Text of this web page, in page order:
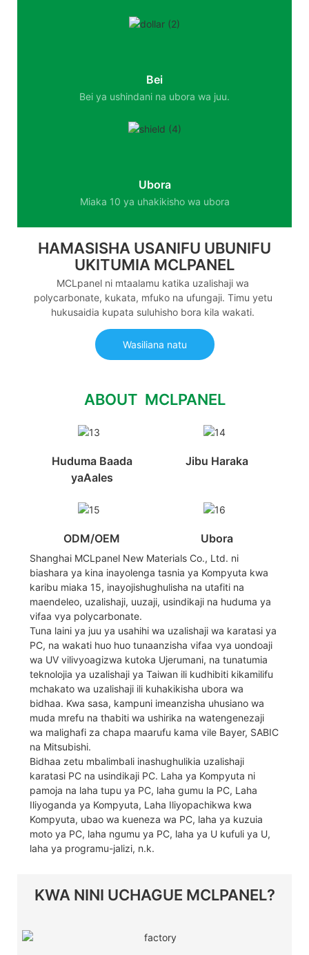
Bei
Bei ya ushindani na ubora wa juu.
Ubora
Miaka 10 ya uhakikisho wa ubora
HAMASISHA USANIFU UBUNIFU
UKITUMIA MCLPANEL
MCLpanel ni mtaalamu katika uzalishaji wa
polycarbonate, kukata, mfuko na ufungaji. Timu yetu
hukusaidia kupata suluhisho bora kila wakati.
Wasiliana natu
ABOUT MCLPANEL
Huduma Baada
yaAales
Jibu Haraka
ODM/OEM Ubora
Shanghai MCLpanel New Materials Co., Ltd. ni
biashara ya kina inayolenga tasnia ya Kompyuta kwa
karibu miaka 15, inayojishughulisha na utafiti na
maendeleo, uzalishaji, uuzaji, usindikaji na huduma ya
vifaa vya polycarbonate.
Tuna laini ya juu ya usahihi wa uzalishaji wa karatasi ya
PC, na wakati huo huo tunaanzisha vifaa vya uondoaji
wa UV vilivyoagizwa kutoka Ujerumani, na tunatumia
teknolojia ya uzalishaji ya Taiwan ili kudhibiti kikamilifu
mchakato wa uzalishaji ili kuhakikisha ubora wa
bidhaa. Kwa sasa, kampuni imeanzisha uhusiano wa
muda mrefu na thabiti wa ushirika na watengenezaji
wa malighafi za chapa maarufu kama vile Bayer, SABIC
na Mitsubishi.
Bidhaa zetu mbalimbali inashughulikia uzalishaji
karatasi PC na usindikaji PC. Laha ya Kompyuta ni
pamoja na laha tupu ya PC, laha gumu la PC, Laha
Iliyoganda ya Kompyuta, Laha Iliyopachikwa kwa
Kompyuta, ubao wa kueneza wa PC, laha ya kuzuia
moto ya PC, laha ngumu ya PC, laha ya U kufuli ya U,
laha ya programu-jalizi, n.k.
KWA NINI UCHAGUE MCLPANEL?